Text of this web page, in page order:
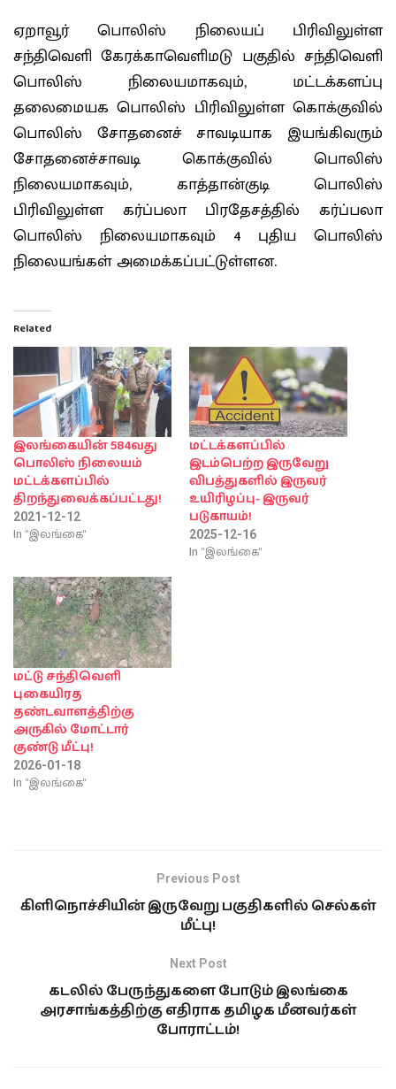
ஏறாவூர் பொலிஸ் நிலையப் பிரிவிலுள்ள
சந்திவெளி கேரக்காவெளிமடு பகுதில் சந்திவெளி
பொலிஸ் நிலையமாகவும், மட்டக்களப்பு
தலைமையக பொலிஸ் பிரிவிலுள்ள கொக்குவில்
பொலிஸ் சோதனைச் சாவடியாக இயங்கிவரும்
சோதனைச்சாவடி கொக்குவில் பொலிஸ்
நிலையமாகவும், காத்தான்குடி பொலிஸ்
பிரிவிலுள்ள கர்ப்பலா பிரதேசத்தில் கர்ப்பலா
பொலிஸ் நிலையமாகவும் 4 புதிய பொலிஸ்
நிலையங்கள் அமைக்கப்பட்டுள்ளன.
Related
இலங்கையின் 584வது
பொலிஸ் நிலையம்
மட்டக்களப்பில்
திறந்துவைக்கப்பட்டது!
2021-12-12
In "இலங்கை"
மட்டக்களப்பில்
இடம்பெற்ற இருவேறு
விபத்துகளில் இருவர்
உயிரிழப்பு- இருவர்
படுகாயம்!
2025-12-16
In "இலங்கை"
மட்டு சந்திவெளி
புகையிரத
தண்டவாளத்திற்கு
அருகில் மோட்டார்
குண்டு மீட்பு!
2026-01-18
In "இலங்கை"
Previous Post
கிளிநொச்சியின் இருவேறு பகுதிகளில் செல்கள்
மீட்பு!
Next Post
கடலில் பேருந்துகளை போடும் இலங்கை
அரசாங்கத்திற்கு எதிராக தமிழக மீனவர்கள்
போராட்டம்!